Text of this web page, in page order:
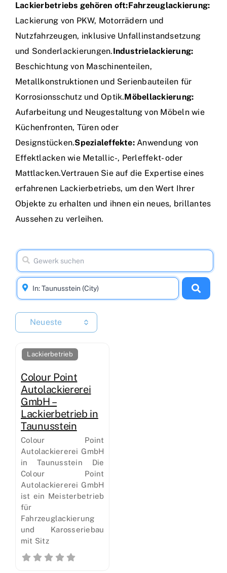
Lackierbetriebs gehören oft:Fahrzeuglackierung:
Lackierung von PKW, Motorrädern und
Nutzfahrzeugen, inklusive Unfallinstandsetzung
und Sonderlackierungen.Industrielackierung:
Beschichtung von Maschinenteilen,
Metallkonstruktionen und Serienbauteilen für
Korrosionsschutz und Optik.Möbellackierung:
Aufarbeitung und Neugestaltung von Möbeln wie
Küchenfronten, Türen oder
Designstücken.Spezialeffekte:Anwendung von
Effektlacken wie Metallic-, Perleffekt- oder
Mattlacken.Vertrauen Sie auf die Expertise eines
erfahrenen Lackierbetriebs, um den Wert Ihrer
Objekte zu erhalten und ihnen ein neues, brillantes
Aussehen zu verleihen.
Neueste
Lackierbetrieb
Colour Point
Autolackiererei
GmbH –
Lackierbetrieb in
Taunusstein
Colour Point
Autolackiererei GmbH
in Taunusstein Die
Colour Point
Autolackiererei GmbH
ist ein Meisterbetrieb
für
Fahrzeuglackierung
und Karosseriebau
mit Sitz